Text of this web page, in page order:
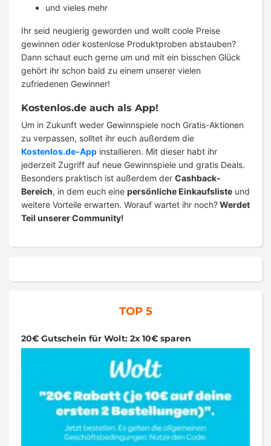
und vieles mehr
Ihr seid neugierig geworden und wollt coole Preise
gewinnen oder kostenlose Produktproben abstauben?
Dann schaut euch gerne um und mit ein bisschen Glück
gehört ihr schon bald zu einem unserer vielen
zufriedenen Gewinner!
Kostenlos.de auch als App!
Um in Zukunft weder Gewinnspiele noch Gratis-Aktionen
zu verpassen, solltet ihr euch außerdem die
Kostenlos.de-App installieren. Mit dieser habt ihr
jederzeit Zugriff auf neue Gewinnspiele und gratis Deals.
Besonders praktisch ist außerdem der Cashback-
Bereich, in dem euch eine persönliche Einkaufsliste und
weitere Vorteile erwarten. Worauf wartet ihr noch?Werdet
Teil unserer Community!
TOP 5
20€ Gutschein für Wolt: 2x 10€ sparen